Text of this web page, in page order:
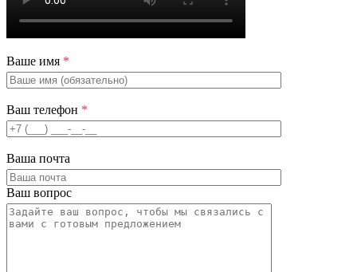
Ваше имя *
Ваш телефон *
Ваша почта
Ваш вопрос